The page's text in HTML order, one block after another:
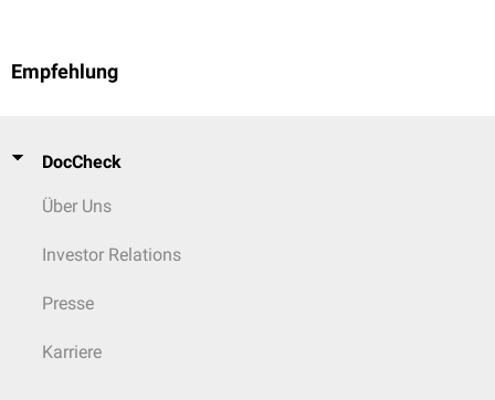
Empfehlung
DocCheck
Über Uns
Investor Relations
Presse
Karriere